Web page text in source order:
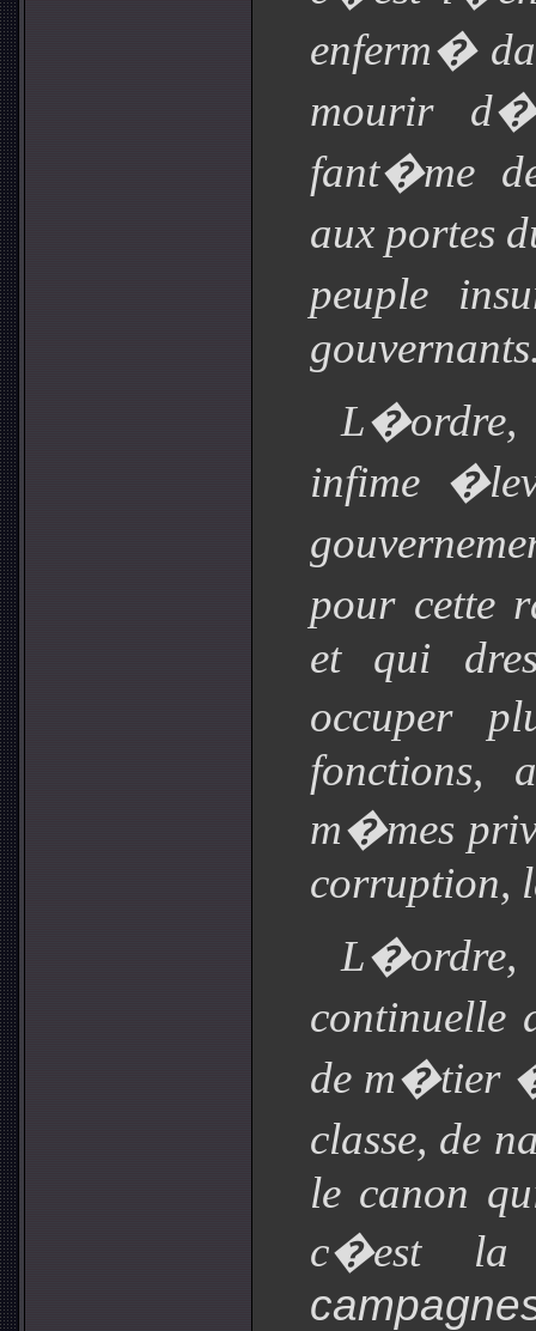
enferm�
mourir
fant�me
aux portes
peuple
infime
pour
et qui
occuper
fonctions,
m�mes
corruption,
continuelle
de m�tier
classe, de
le canon
c�est la